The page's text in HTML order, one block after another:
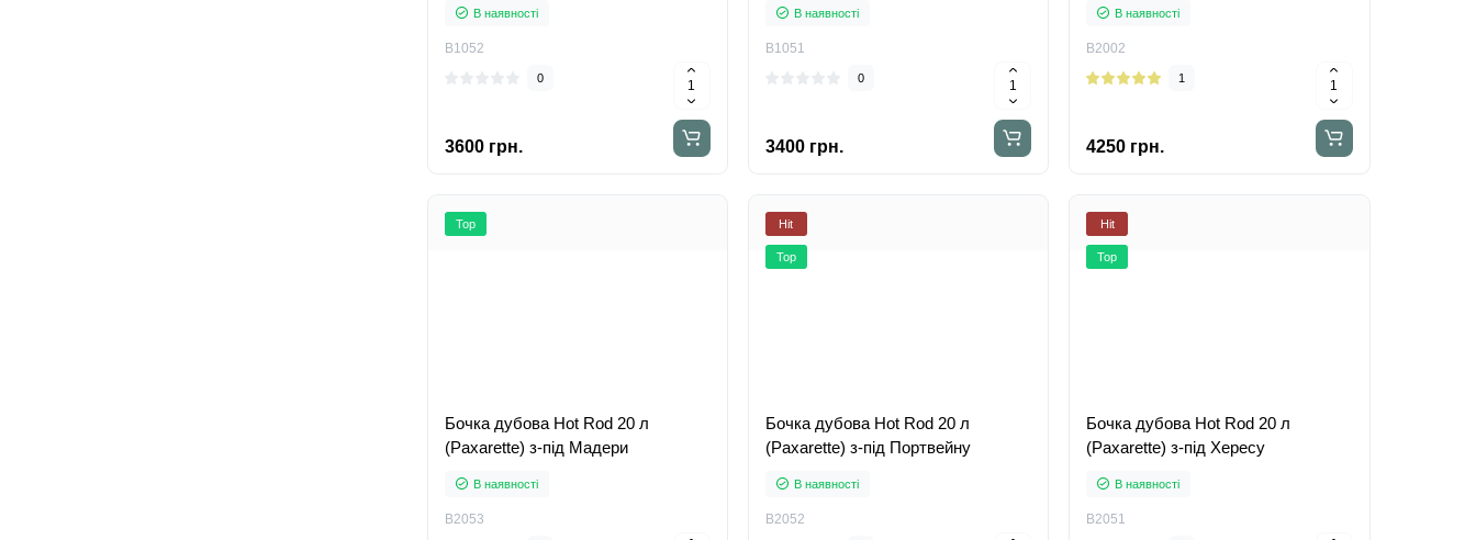
В наявності
B1052
0
3600 грн.
В наявності
B1051
0
3400 грн.
В наявності
B2002
1
4250 грн.
Top
Бочка дубова Hot Rod 20 л
(Paxarette) з-під Мадери
В наявності
B2053
Hit
Top
Бочка дубова Hot Rod 20 л
(Paxarette) з-під Портвейну
В наявності
B2052
Hit
Top
Бочка дубова Hot Rod 20 л
(Paxarette) з-під Хересу
В наявності
B2051